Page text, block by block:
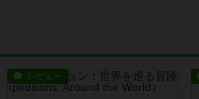
レビュー